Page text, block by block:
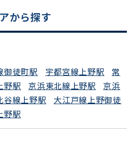
から探す
御徒町駅 宇都宮線上野駅
常
野駅 京浜東北線上野駅
京浜
谷線上野駅
大江戸線上野御徒
野駅